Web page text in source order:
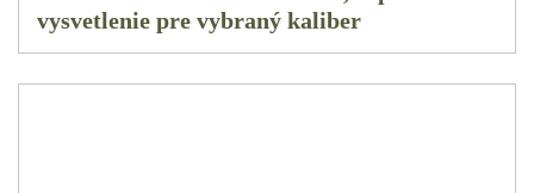
vysvetlenie pre vybraný kaliber